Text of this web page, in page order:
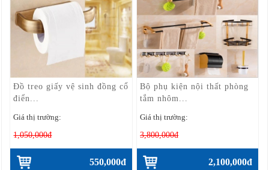
Đồ treo giấy vệ sinh đồng cổ
điển...
Giá thị trường:
1,050,000đ
550,000đ
Bộ phụ kiện nội thất phòng
tắm nhôm...
Giá thị trường:
3,800,000đ
2,100,000đ